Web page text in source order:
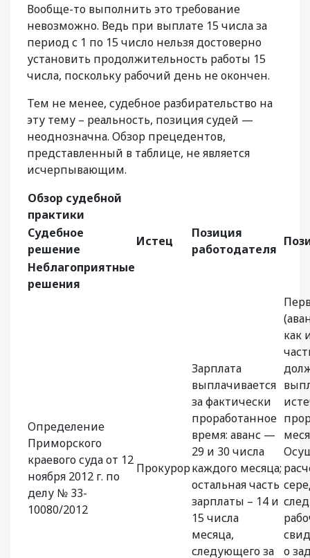
Вообще-то выполнить это требование
невозможно. Ведь при выплате 15 числа за
период с 1 по 15 число нельзя достоверно
установить продолжительность работы 15
числа, поскольку рабочий день не окончен.
Тем не менее, судебное разбирательство на
эту тему – реальность, позиция судей —
неоднозначна. Обзор прецедентов,
представленный в таблице, не является
исчерпывающим.
Обзор судебной
практики
Судебное
решение
Истец
Позиция
работодателя
Неблагоприятные
решения
Определение
Приморского
краевого суда от 12
ноября 2012 г. по
делу № 33-
10080/2012
Прокурор
Зарплата
выплачивается
за фактически
проработанное
время: аванс —
29 и 30 числа
каждого месяца;
остальная часть
зарплаты – 14 и
15 числа
месяца,
следующего за
как
о